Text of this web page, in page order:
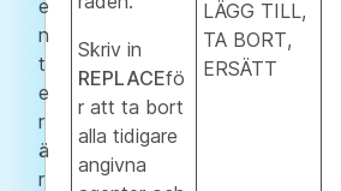
e
n
t
e
r
ä
r
Skriv in
REPLACEfö
r att ta bort
alla tidigare
angivna
LÄGG TILL,
TA BORT,
ERSÄTT